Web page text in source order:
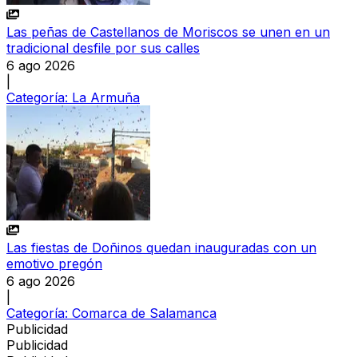
Las peñas de Castellanos de Moriscos se unen en un
tradicional desfile por sus calles
6 ago 2026
Categoría: La Armuña
Las fiestas de Doñinos quedan inauguradas con un
emotivo pregón
6 ago 2026
Categoría: Comarca de Salamanca
Publicidad
Publicidad